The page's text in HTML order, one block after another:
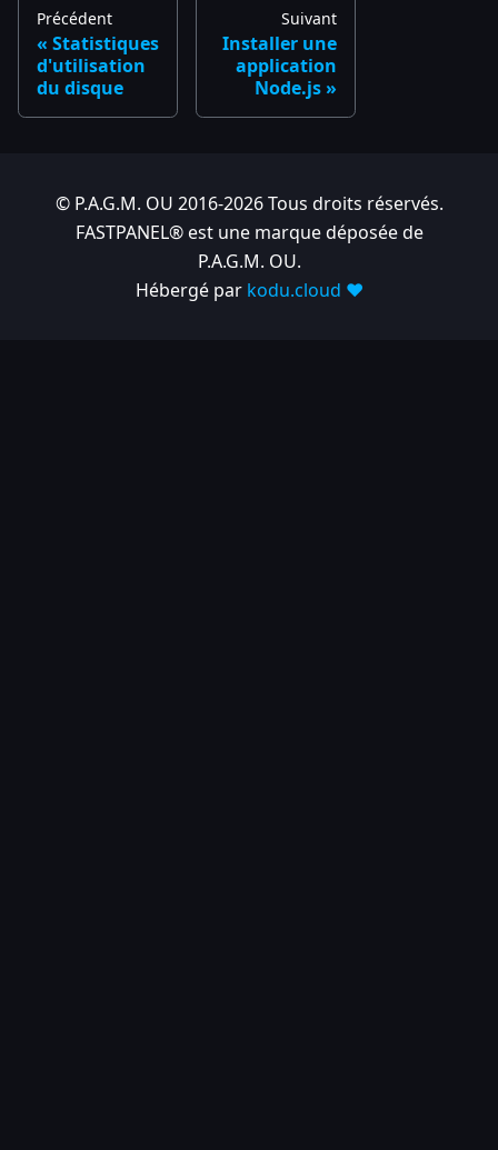
Précédent
Statistiques
d'utilisation
du disque
Suivant
Installer une
application
Node.js
© P.A.G.M. OU 2016-2026 Tous droits réservés.
FASTPANEL® est une marque déposée de
P.A.G.M. OU.
Hébergé par kodu.cloud ❤️